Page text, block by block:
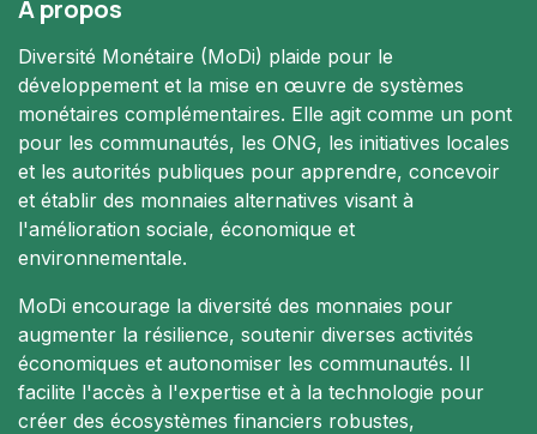
À propos
Diversité Monétaire (MoDi) plaide pour le
développement et la mise en œuvre de systèmes
monétaires complémentaires. Elle agit comme un pont
pour les communautés, les ONG, les initiatives locales
et les autorités publiques pour apprendre, concevoir
et établir des monnaies alternatives visant à
l'amélioration sociale, économique et
environnementale.
MoDi encourage la diversité des monnaies pour
augmenter la résilience, soutenir diverses activités
économiques et autonomiser les communautés. Il
facilite l'accès à l'expertise et à la technologie pour
créer des écosystèmes financiers robustes,